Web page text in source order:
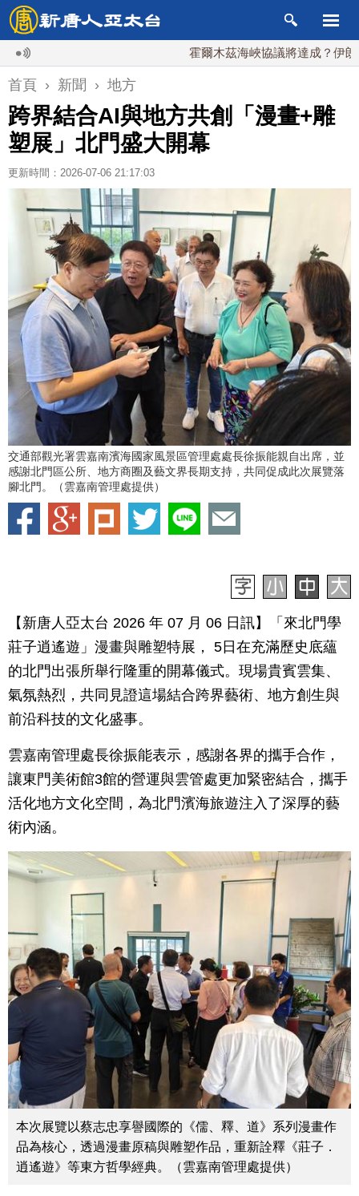
霍爾木茲海峽協議將達成？伊朗傳不收
首頁 › 新聞 › 地方
跨界結合AI與地方共創「漫畫+雕
塑展」北門盛大開幕
更新時間：2026-07-06 21:17:03
交通部觀光署雲嘉南濱海國家風景區管理處處長徐振能親自出席，並
感謝北門區公所、地方商圈及藝文界長期支持，共同促成此次展覽落
腳北門。（雲嘉南管理處提供）
【新唐人亞太台 2026 年 07 月 06 日訊】「來北門學
莊子逍遙遊」漫畫與雕塑特展， 5日在充滿歷史底蘊
的北門出張所舉行隆重的開幕儀式。現場貴賓雲集、
氣氛熱烈，共同見證這場結合跨界藝術、地方創生與
前沿科技的文化盛事。
雲嘉南管理處長徐振能表示，感謝各界的攜手合作，
讓東門美術館3館的營運與雲管處更加緊密結合，攜手
活化地方文化空間，為北門濱海旅遊注入了深厚的藝
術內涵。
本次展覽以蔡志忠享譽國際的《儒、釋、道》系列漫畫作
品為核心，透過漫畫原稿與雕塑作品，重新詮釋《莊子．
逍遙遊》等東方哲學經典。（雲嘉南管理處提供）